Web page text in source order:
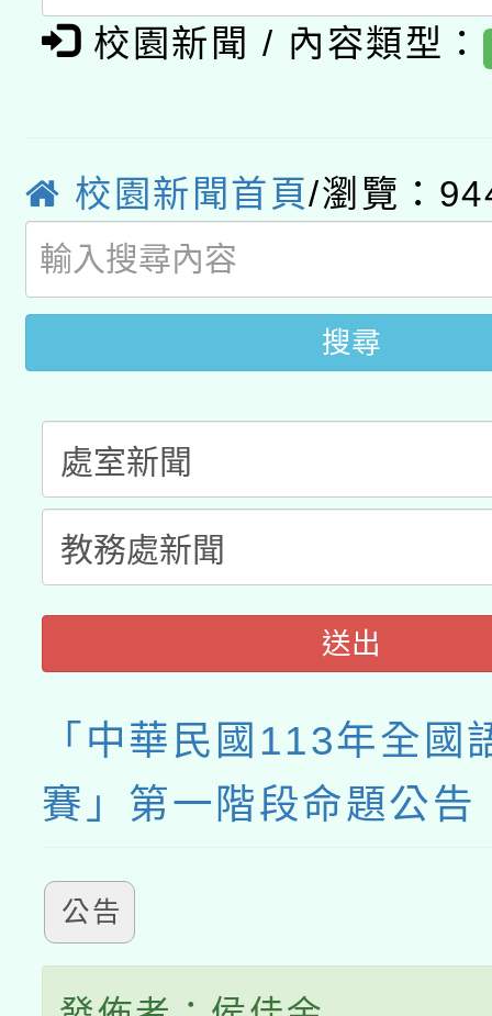
心」，鼓勵退休同仁踴
招甄選結果公告(無人
適應運動共學行動站研
本館辦理115年度閱讀
礎課程
A3數位素養講師名單
校園新聞 / 內容類型：
校園新聞首頁/瀏覽：
搜尋
送出
「中華民國113年全國
賽」第一階段命題公告
公告